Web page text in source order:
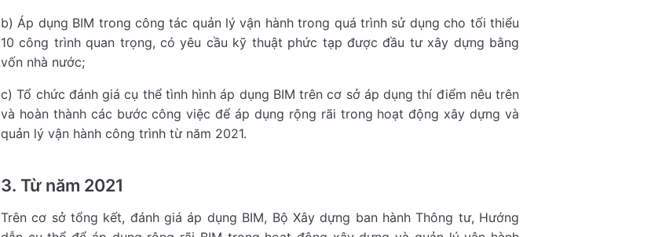
b) Áp dụng BIM trong công tác quản lý vận hành trong quá trình sử dụng cho tối thiểu
10 công trình quan trọng, có yêu cầu kỹ thuật phức tạp được đầu tư xây dựng bằng
vốn nhà nước;
c) Tổ chức đánh giá cụ thể tình hình áp dụng BIM trên cơ sở áp dụng thí điểm nêu trên
và hoàn thành các bước công việc để áp dụng rộng rãi trong hoạt động xây dựng và
quản lý vận hành công trình từ năm 2021.
3. Từ năm 2021
Trên cơ sở tổng kết, đánh giá áp dụng BIM, Bộ Xây dựng ban hành Thông tư, Hướng